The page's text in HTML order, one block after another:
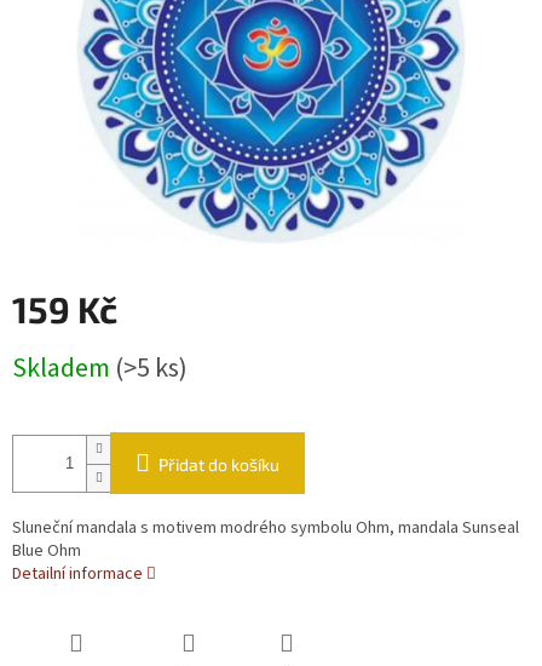
159 Kč
Skladem (>5 ks)
Přidat do košíku
Sluneční mandala s motivem modrého symbolu Ohm, mandala Sunseal
Blue Ohm
Detailní informace